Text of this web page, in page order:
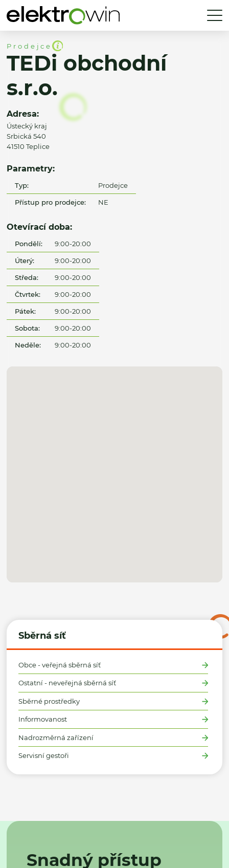
Sběrná síť
Obce - veřejná sběrná síť
Ostatní - neveřejná sběrná síť
Sběrné prostředky
Informovanost
Nadrozměrná zařízení
Servisní gestoři
Prodejce
TEDi obchodní
s.r.o.
Adresa:
Ústecký kraj
Srbická 540
41510 Teplice
Parametry:
Typ: Prodejce
Přístup pro prodejce: NE
Otevírací doba:
Pondělí: 9:00-20:00
Úterý: 9:00-20:00
Středa: 9:00-20:00
Čtvrtek: 9:00-20:00
Pátek: 9:00-20:00
Sobota: 9:00-20:00
Neděle: 9:00-20:00
Snadný přístup